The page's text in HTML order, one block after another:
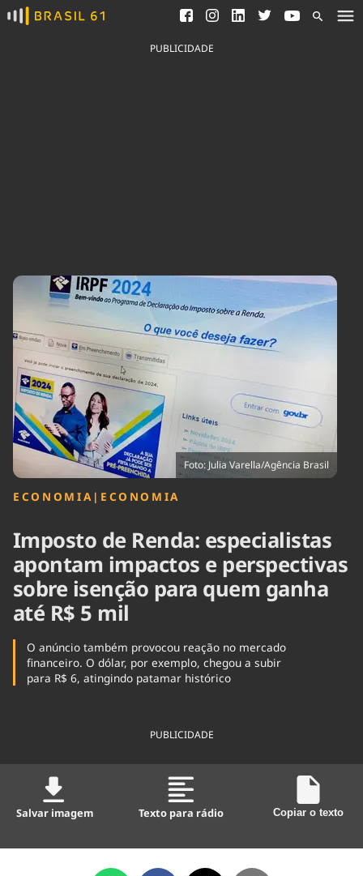
Ver todas as notícias
Saneamento
Indicadores
Agronegócios
Brasil Mineral
Ciência &
Tecnologia
Cinema
Comportamento
Cultura
Economia
Educação
Infraestrutura
Internacional
Meio Ambiente
Podcast
Política
Saúde
PUBLICIDADE
Foto: Julia Varella/Agência Brasil
ECONOMIA | ECONOMIA
Imposto de Renda: especialistas
apontam impactos e perspectivas
sobre isenção para quem ganha
até R$ 5 mil
O anúncio também provocou reação no mercado
financeiro. O dólar, por exemplo, chegou a subir
para R$ 6, atingindo patamar histórico
PUBLICIDADE
Salvar imagem Texto para rádio Copiar o texto